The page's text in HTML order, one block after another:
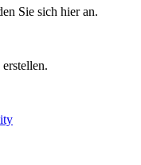
Sie sich hier an.